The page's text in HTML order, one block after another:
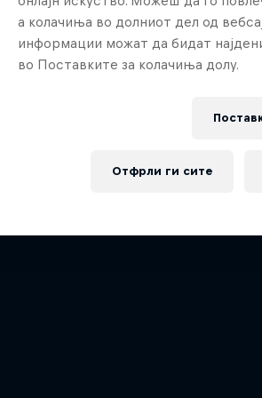
а колачиња во долниот дел од
информации можат да бидат
во Поставките за колачиња долу.
Отфрли ги сите